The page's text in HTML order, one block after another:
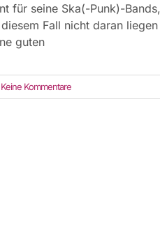
für seine Ska(-Punk)-Bands,
Fall nicht daran liegen
guten
Keine Kommentare